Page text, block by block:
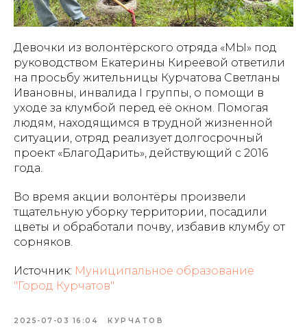
Девочки из волонтёрского отряда «МЫ» под
руководством Екатерины Киреевой ответили
на просьбу жительницы Курчатова Светланы
Ивановны, инвалида I группы, о помощи в
уходе за клумбой перед её окном. Помогая
людям, находящимся в трудной жизненной
ситуации, отряд реализует долгосрочный
проект «БлагоДарить», действующий с 2016
года.
Во время акции волонтёры произвели
тщательную уборку территории, посадили
цветы и обработали почву, избавив клумбу от
сорняков.
Источник: Муниципальное образование
"Город Курчатов"
2025-07-03 16:04 КУРЧАТОВ